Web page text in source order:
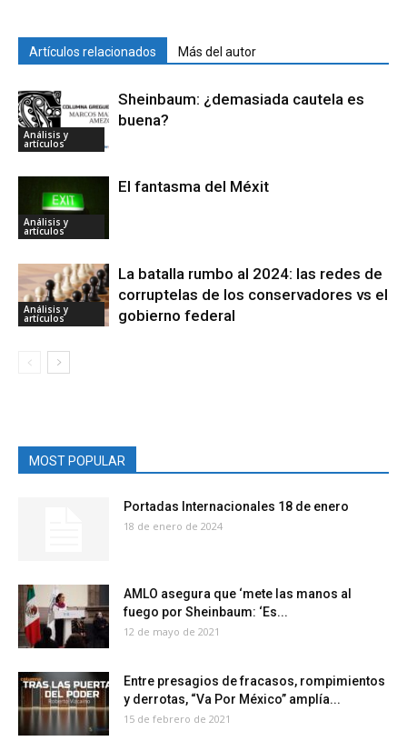
Artículos relacionados Más del autor
Análisis y
artículos
Sheinbaum: ¿demasiada cautela es
buena?
Análisis y
artículos
El fantasma del Méxit
Análisis y
artículos
La batalla rumbo al 2024: las redes de
corruptelas de los conservadores vs el
gobierno federal
MOST POPULAR
Portadas Internacionales 18 de enero
18 de enero de 2024
AMLO asegura que ‘mete las manos al
fuego por Sheinbaum: ‘Es...
12 de mayo de 2021
Entre presagios de fracasos, rompimientos
y derrotas, “Va Por México” amplía...
15 de febrero de 2021